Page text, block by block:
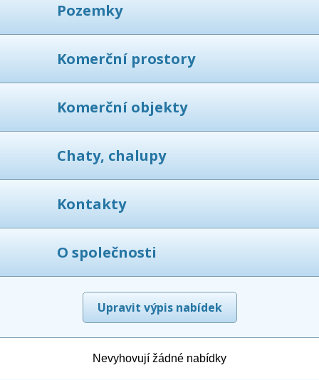
Pozemky
Komerční prostory
Komerční objekty
Chaty, chalupy
Kontakty
O společnosti
Upravit výpis nabídek
Nevyhovují žádné nabídky